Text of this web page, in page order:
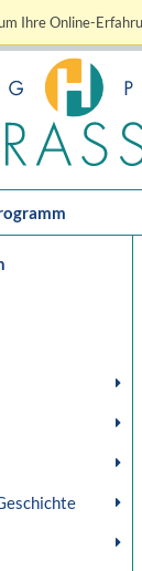
Ihre Online-